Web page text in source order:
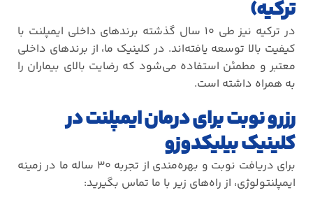
ترکیه)
در ترکیه نیز طی ۱۰ سال گذشته برندهای داخلی ایمپلنت با
کیفیت بالا توسعه یافته‌اند. در کلینیک ما، از برندهای داخلی
معتبر و مطمئن استفاده می‌شود که رضایت بالای بیماران را
به همراه داشته است.
رزرو نوبت برای درمان ایمپلنت در
کلینیک بیلیکدوزو
برای دریافت نوبت و بهره‌مندی از تجربه ۳۰ ساله ما در زمینه
ایمپلنتولوژی، از راه‌های زیر با ما تماس بگیرید: